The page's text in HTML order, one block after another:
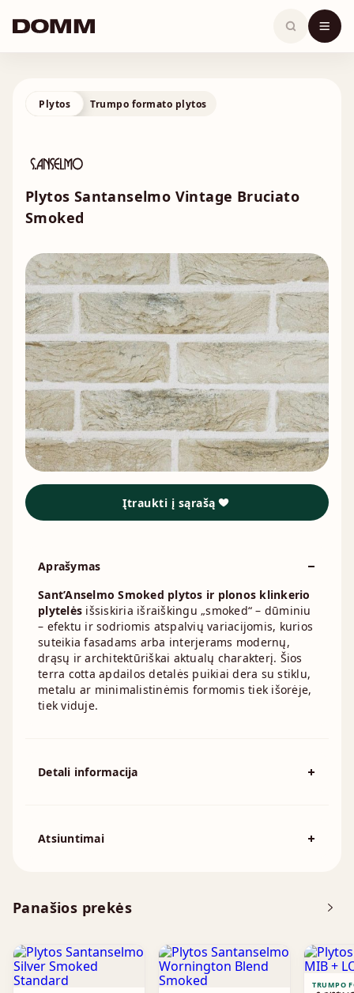
content
Plytos Trumpo formato plytos
Plytos Santanselmo Vintage Bruciato
Smoked
Panašios prekės
TRUMPO
Įtraukti į sąrašą
Aprašymas
Sant’Anselmo Smoked plytos ir plonos klinkerio
plytelės išsiskiria išraiškingu „smoked“ – dūminiu
– efektu ir sodriomis atspalvių variacijomis, kurios
suteikia fasadams arba interjerams modernų,
drąsų ir architektūriškai aktualų charakterį. Šios
terra cotta apdailos detalės puikiai dera su stiklu,
metalu ar minimalistinėmis formomis tiek išorėje,
tiek viduje.
Detali informacija
Išmatavimai
Atsiuntimai